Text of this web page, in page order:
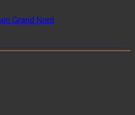
Grand Nord